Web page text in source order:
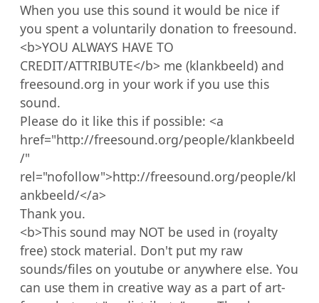
When you use this sound it would be nice if
you spent a voluntarily donation to freesound.
<b>YOU ALWAYS HAVE TO
CREDIT/ATTRIBUTE</b> me (klankbeeld) and
freesound.org in your work if you use this
sound.
Please do it like this if possible: <a
href="http://freesound.org/people/klankbeeld
/"
rel="nofollow">http://freesound.org/people/kl
ankbeeld/</a>
Thank you.
<b>This sound may NOT be used in (royalty
free) stock material. Don't put my raw
sounds/files on youtube or anywhere else. You
can use them in creative way as a part of art-